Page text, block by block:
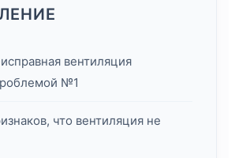
вентиляция
№1
что вентиляция не